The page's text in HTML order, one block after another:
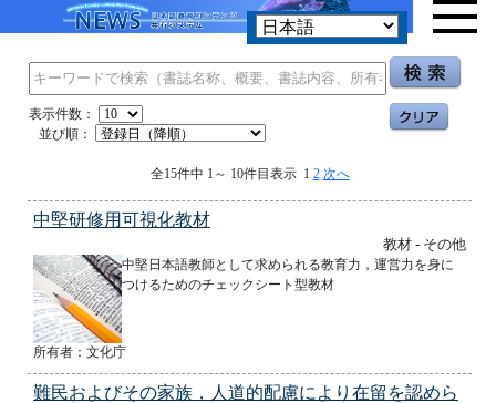
表示件数：
並び順：
全15件中 1～ 10件目表示 1 2 次へ
中堅研修用可視化教材
教材 - その他
中堅日本語教師として求められる教育力，運営力を身に
つけるためのチェックシート型教材
所有者：文化庁
難民およびその家族，人道的配慮により在留を認めら